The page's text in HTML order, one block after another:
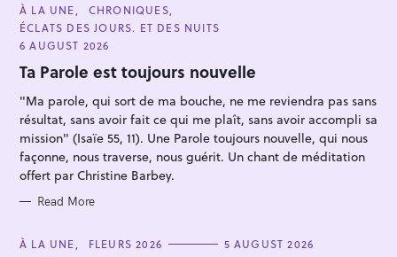
C
A
T
E
G
O
R
E
À LA UNE
CHRONIQUES
ÉCLATS DES JOURS. ET DES NUITS
6 AUGUST 2026
Ta Parole est toujours nouvelle
"Ma parole, qui sort de ma bouche, ne me reviendra pas sans
résultat, sans avoir fait ce qui me plaît, sans avoir accompli sa
mission" (Isaïe 55, 11). Une Parole toujours nouvelle, qui nous
façonne, nous traverse, nous guérit. Un chant de méditation
offert par Christine Barbey.
Read More
C
À LA UNE FLEURS 2026 5 AUGUST 2026
r
c
o
r
: